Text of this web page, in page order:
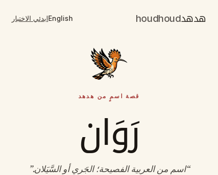
هدهدhoudhoud
Englishابدئي الاختبار
قصة اسمٍ من هدهد
رَوَان
“اسم من العربية الفصيحة؛ الجَري أو السَّيَلان.”